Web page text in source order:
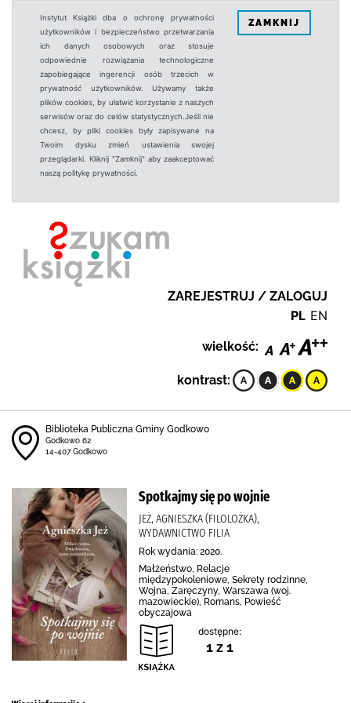
Instytut Książki dba o ochronę prywatności
użytkowników i bezpieczeństwo przetwarzania
ich danych osobowych oraz stosuje
odpowiednie rozwiązania technologiczne
zapobiegające ingerencji osób trzecich w
prywatność użytkowników. Używamy także
plików cookies, by ułatwić korzystanie z naszych
serwisów oraz do celów statystycznych.Jeśli nie
chcesz, by pliki cookies były zapisywane na
Twoim dysku zmień ustawienia swojej
przeglądarki. Kliknij "Zamknij" aby zaakceptować
naszą politykę prywatności.
ZAMKNIJ
ZAREJESTRUJ / ZALOGUJ
PL EN
wielkość:
kontrast:
Biblioteka Publiczna Gminy Godkowo
Godkowo 62
14-407 Godkowo
Spotkajmy się po wojnie
JEŻ, AGNIESZKA (FILOLOŻKA),
WYDAWNICTWO FILIA
Rok wydania: 2020.
Małżeństwo, Relacje
międzypokoleniowe, Sekrety rodzinne,
Wojna, Zaręczyny, Warszawa (woj.
mazowieckie), Romans, Powieść
obyczajowa
dostępne:
1 z 1